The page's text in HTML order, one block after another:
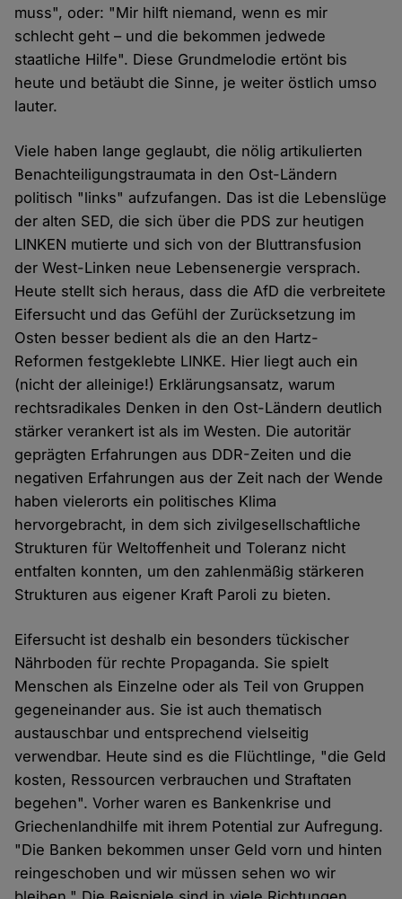
muss", oder: "Mir hilft niemand, wenn es mir
schlecht geht – und die bekommen jedwede
staatliche Hilfe". Diese Grundmelodie ertönt bis
heute und betäubt die Sinne, je weiter östlich umso
lauter.
Viele haben lange geglaubt, die nölig artikulierten
Benachteiligungstraumata in den Ost-Ländern
politisch "links" aufzufangen. Das ist die Lebenslüge
der alten SED, die sich über die PDS zur heutigen
LINKEN mutierte und sich von der Bluttransfusion
der West-Linken neue Lebensenergie versprach.
Heute stellt sich heraus, dass die AfD die verbreitete
Eifersucht und das Gefühl der Zurücksetzung im
Osten besser bedient als die an den Hartz-
Reformen festgeklebte LINKE. Hier liegt auch ein
(nicht der alleinige!) Erklärungsansatz, warum
rechtsradikales Denken in den Ost-Ländern deutlich
stärker verankert ist als im Westen. Die autoritär
geprägten Erfahrungen aus DDR-Zeiten und die
negativen Erfahrungen aus der Zeit nach der Wende
haben vielerorts ein politisches Klima
hervorgebracht, in dem sich zivilgesellschaftliche
Strukturen für Weltoffenheit und Toleranz nicht
entfalten konnten, um den zahlenmäßig stärkeren
Strukturen aus eigener Kraft Paroli zu bieten.
Eifersucht ist deshalb ein besonders tückischer
Nährboden für rechte Propaganda. Sie spielt
Menschen als Einzelne oder als Teil von Gruppen
gegeneinander aus. Sie ist auch thematisch
austauschbar und entsprechend vielseitig
verwendbar. Heute sind es die Flüchtlinge, "die Geld
kosten, Ressourcen verbrauchen und Straftaten
begehen". Vorher waren es Bankenkrise und
Griechenlandhilfe mit ihrem Potential zur Aufregung.
"Die Banken bekommen unser Geld vorn und hinten
reingeschoben und wir müssen sehen wo wir